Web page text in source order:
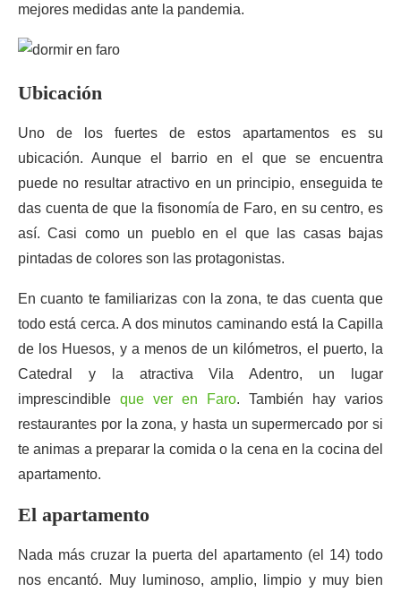
mejores medidas ante la pandemia.
Ubicación
Uno de los fuertes de estos apartamentos es su
ubicación. Aunque el barrio en el que se encuentra
puede no resultar atractivo en un principio, enseguida te
das cuenta de que la fisonomía de Faro, en su centro, es
así. Casi como un pueblo en el que las casas bajas
pintadas de colores son las protagonistas.
En cuanto te familiarizas con la zona, te das cuenta que
todo está cerca. A dos minutos caminando está la Capilla
de los Huesos, y a menos de un kilómetros, el puerto, la
Catedral y la atractiva Vila Adentro, un lugar
imprescindible que ver en Faro. También hay varios
restaurantes por la zona, y hasta un supermercado por si
te animas a preparar la comida o la cena en la cocina del
apartamento.
El apartamento
Nada más cruzar la puerta del apartamento (el 14) todo
nos encantó. Muy luminoso, amplio, limpio y muy bien